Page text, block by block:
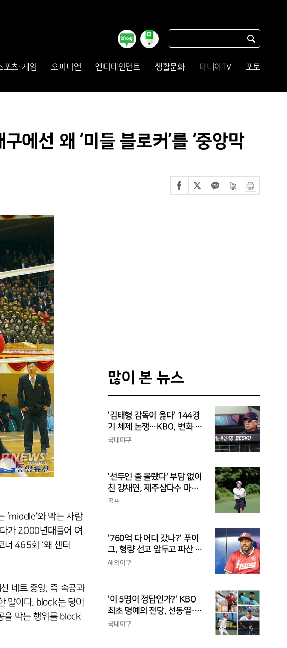
포츠·게임 오피니언 엔터테인먼트 생활문화 마니아TV 포토
선 왜 ‘미들 블로커’를 ‘중앙막
‘middle’와 막는 사람
가 2000년대들어 여
너 465회 ‘왜 센터
네트 중앙, 즉 속공과
말이다. block는 덩어
을 막는 행위를 block
많이 본 뉴스
'김태형 감독이 옳다' 144경
기 체제 논쟁…KBO, 변화 고
민해야, 환경에 맞는 경기 수
국내야구
'선두인 줄 몰랐다' 부담 없이
친 강채연, 제주삼다수 마스
터스 2R 단독 선두
골프
'760억 다 어디 갔나?' 푸이
그, 형량 선고 앞두고 파산 신
청
해외야구
'이 5명이 정답인가?' KBO
최초 명예의 전당, 선동열·최
동원·이승엽·송진우·김응용
국내야구